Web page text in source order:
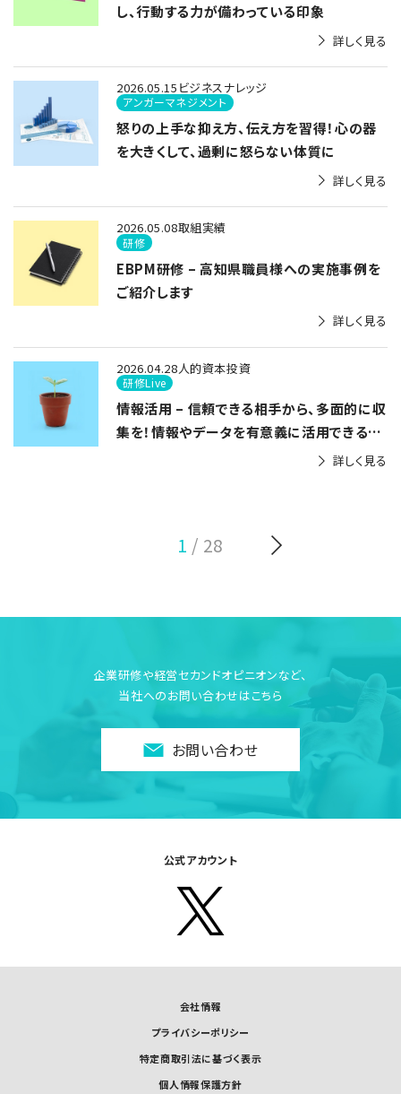
し、行動する力が備わっている印象
詳しく見る
怒りの上手な抑え方、伝え方を習得！心の器
を大きくして、過剰に怒らない体質に
2026.05.15 ビジネスナレッジ
アンガーマネジメント
詳しく見る
EBPM研修 – 高知県職員様への実施事例を
ご紹介します
2026.05.08取組実績
研修
詳しく見る
情報活用 – 信頼できる相手から、多面的に収
集を！情報やデータを有意義に活用できるか
2026.04.28人的資本投資
研修Live
詳しく見る
1 / 28
企業研修や経営セカンドオピニオンなど、
当社へのお問い合わせはこちら
お問い合わせ
公式アカウント
会社情報
プライバシーポリシー
特定商取引法に基づく表示
個人情報保護方針